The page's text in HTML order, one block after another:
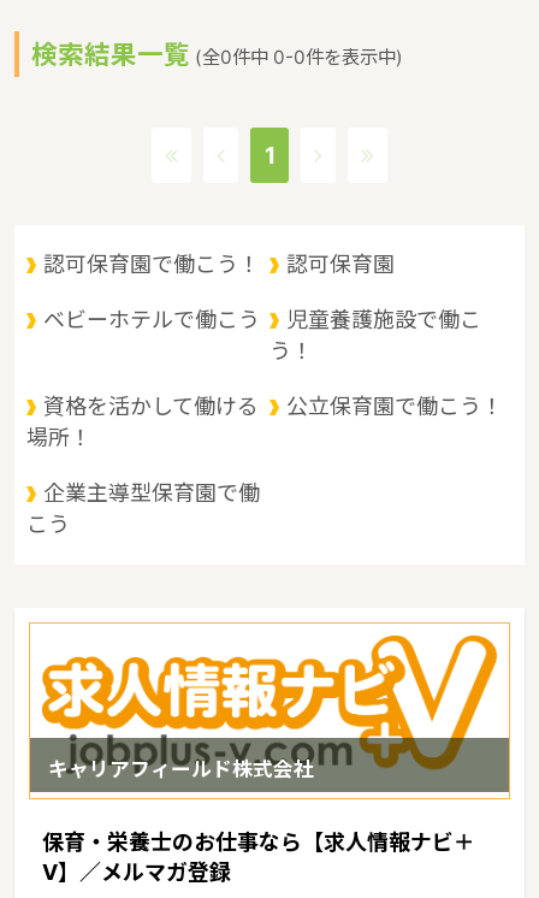
家賃相場：9.1万円（2017年10月賃貸住宅 D-room調べ）沖縄県
は、東京からは1600キロ。沖縄最西端の与那国島から台湾までは
然、文化、産業もこうした地理的環境に大きな影響を受けていると
検索結果一覧 (全0件中 0-0件を表示中)
1
認可保育園で働こう！ 認可保育園
ベビーホテルで働こう
児童養護施設で働こ
う！
資格を活かして働ける
場所！
公立保育園で働こう！
企業主導型保育園で働
こう
キャリアフィールド株式会社
保育・栄養士のお仕事なら【求人情報ナビ＋
V】／メルマガ登録